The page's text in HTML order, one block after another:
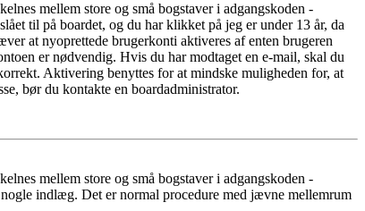
mellem store og små bogstaver i adgangskoden -
til på boardet, og du har klikket på jeg er under 13 år, da
at nyoprettede brugerkonti aktiveres af enten brugeren
er nødvendig. Hvis du har modtaget en e-mail, skal du
Aktivering benyttes for at mindske muligheden for, at
bør du kontakte en boardadministrator.
mellem store og små bogstaver i adgangskoden -
indlæg. Det er normal procedure med jævne mellemrum